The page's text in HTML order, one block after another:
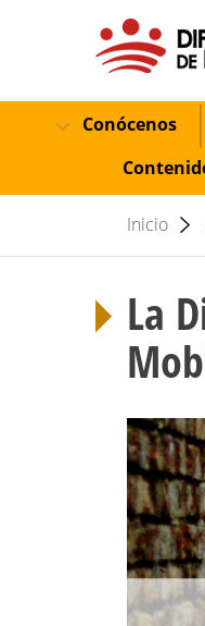
Conócenos
Inicio
La